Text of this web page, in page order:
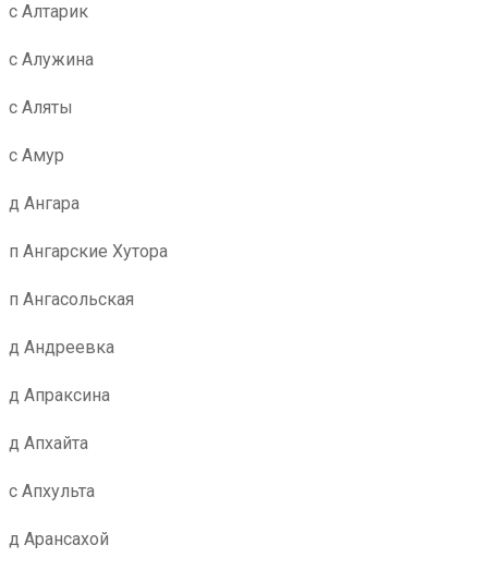
с Алтарик
с Алужина
с Аляты
с Амур
д Ангара
п Ангарские Хутора
п Ангасольская
д Андреевка
д Апраксина
д Апхайта
с Апхульта
д Арансахой